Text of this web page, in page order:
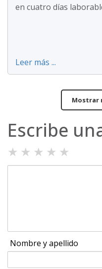
en cuatro días
Leer más ...
Mostrar
Escribe
★ ★ ★ ★ ★
Nombre y apellido